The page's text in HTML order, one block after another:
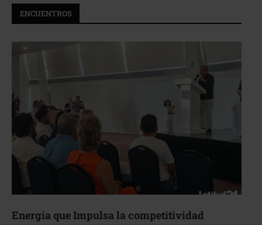
ENCUENTROS
Energía que Impulsa la competitividad